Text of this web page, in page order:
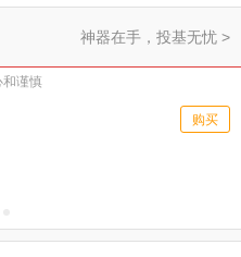
神器在手，投基无忧 >
和谨慎
购买